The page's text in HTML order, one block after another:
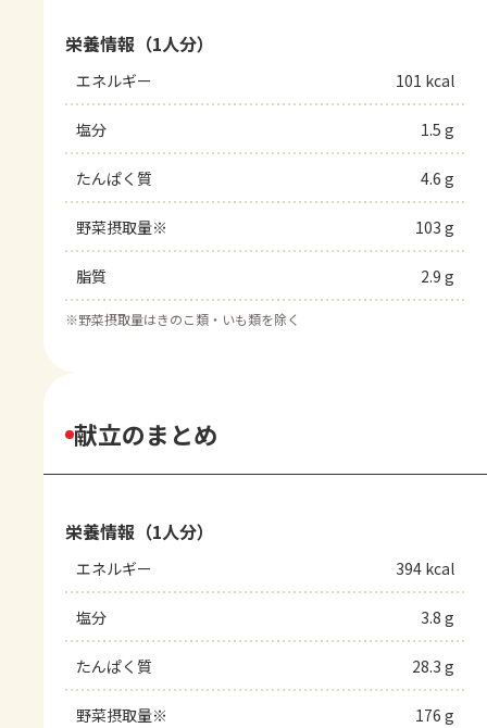
栄養情報（1人分）
エネルギー 101 kcal
塩分 1.5 g
たんぱく質 4.6 g
野菜摂取量※ 103 g
脂質 2.9 g
※野菜摂取量はきのこ類・いも類を除く
献立のまとめ
栄養情報（1人分）
エネルギー 394 kcal
塩分 3.8 g
たんぱく質 28.3 g
野菜摂取量※ 176 g